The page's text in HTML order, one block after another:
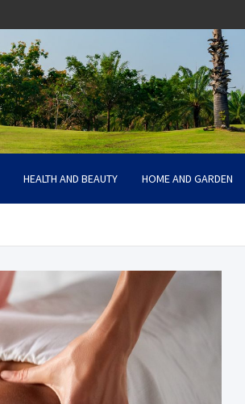
HEALTH AND BEAUTY HOME AND GARDEN